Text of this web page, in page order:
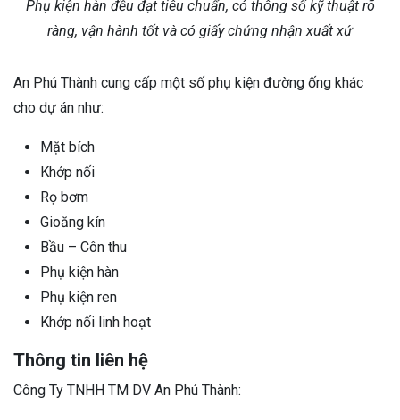
Phụ kiện hàn đều đạt tiêu chuẩn, có thông số kỹ thuật rõ
ràng, vận hành tốt và có giấy chứng nhận xuất xứ
An Phú Thành cung cấp một số phụ kiện đường ống khác
cho dự án như:
Mặt bích
Khớp nối
Rọ bơm
Gioăng kín
Bầu – Côn thu
Phụ kiện hàn
Phụ kiện ren
Khớp nối linh hoạt
Thông tin liên hệ
Công Ty TNHH TM DV An Phú Thành: